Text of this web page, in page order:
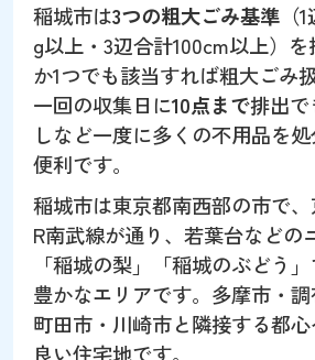
稲城市は3つの粗大ごみ基準
g以上・3辺合計100cm以上）
か1つでも該当すれば粗大ごみ
一回の収集日に10点まで排出
しなど一度に多くの不用品を
便利です。
稲城市は東京都南西部の市で
R南武線が通り、若葉台などの
「稲城の梨」「稲城のぶどう
豊かなエリアです。多摩市・調
町田市・川崎市と隣接する都
良い住宅地です。